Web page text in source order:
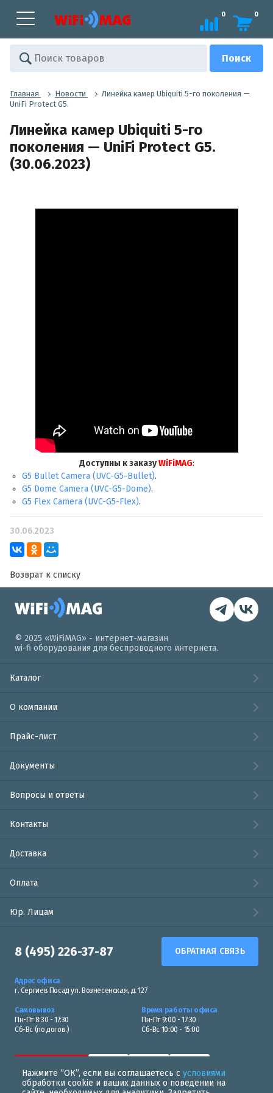
Нажмите “ОК”, если вы соглашаетесь с условиями
обработки cookie и ваших данных о поведении на
0 0
Главная Новости
Линейка камер Ubiquiti 5-го поколения —
UniFi Protect G5.
Линейка камер Ubiquiti 5-го
поколения — UniFi Protect G5.
(30.06.2023)
Доступны к заказуWiFiMAG:
G5 Bullet Camera (UVC-G5-Bullet).
G5 Dome Camera (UVC-G5-Dome).
G5 Flex Camera (UVC-G5-Flex).
30.06.2023
Возврат к списку
© 2025 «WiFiMAG» - интернет-магазин
wi-fi оборудования для беспроводного интернета.
Каталог
О компании
Прайс-лист
Документы
Вопросы и ответы
Контакты
Доставка
Оплата
Юр. Лицам
8 (495) 226-37-87 ОБРАТНАЯ СВЯЗЬ
Адрес офиса
г. Сергиев Посад ул. Вознесенская, д. 127
Самовывоз
Пн-Пт 8:30 - 17:30
Сб-Вс (по догов.)
Время работы офиса
Пн-Пт 9:00 - 17:30
Сб-Вс 10:00 - 15:00